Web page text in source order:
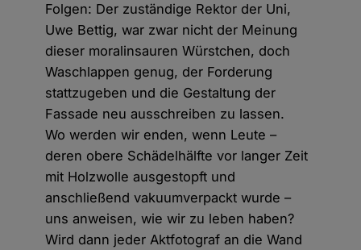
Folgen: Der zuständige Rektor der Uni,
Uwe Bettig, war zwar nicht der Meinung
dieser moralinsauren Würstchen, doch
Waschlappen genug, der Forderung
stattzugeben und die Gestaltung der
Fassade neu ausschreiben zu lassen.
Wo werden wir enden, wenn Leute –
deren obere Schädelhälfte vor langer Zeit
mit Holzwolle ausgestopft und
anschließend vakuumverpackt wurde –
uns anweisen, wie wir zu leben haben?
Wird dann jeder Aktfotograf an die Wand